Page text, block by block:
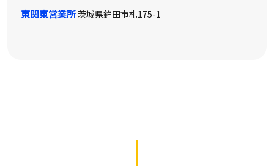
東関東営業所茨城県鉾田市札175-1